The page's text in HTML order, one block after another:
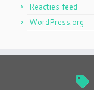
Reacties feed
WordPress.org